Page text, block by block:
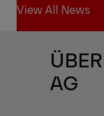
View All News
View All News
AG